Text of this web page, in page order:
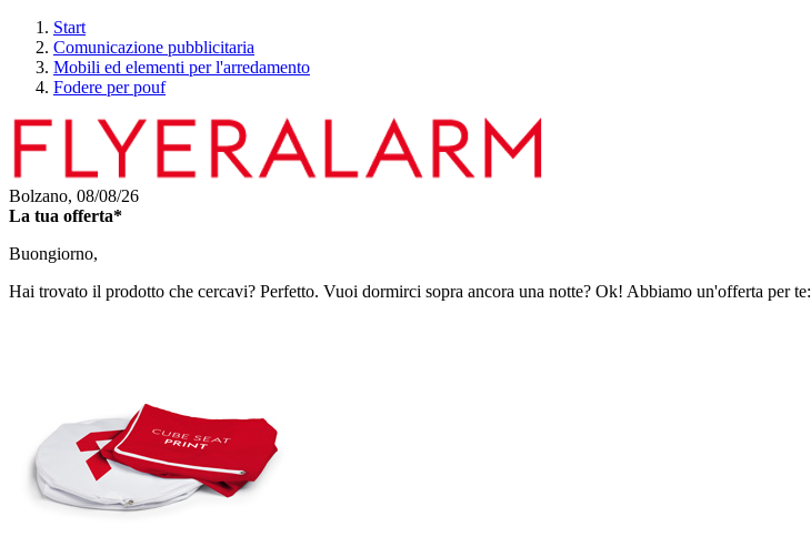
Start
Comunicazione pubblicitaria
Mobili ed elementi per l'arredamento
Fodere per pouf
Bolzano, 08/08/26
La tua offerta*
Buongiorno,
Hai trovato il prodotto che cercavi? Perfetto. Vuoi dormirci sopra ancora una notte? Ok! Abbiamo un'offerta per te: